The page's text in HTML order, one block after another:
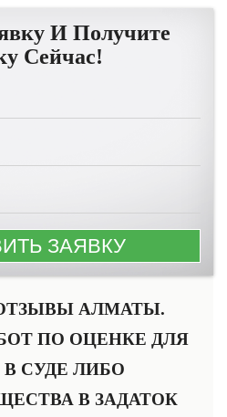
И Получите
Сейчас!
АЛМАТЫ.
ПО ОЦЕНКЕ ДЛЯ
СУДЕ ЛИБО
В ЗАДАТОК